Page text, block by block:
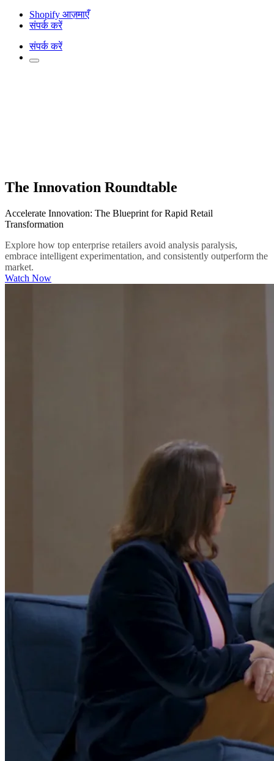
Shopify आज़माएँ
संपर्क करें
संपर्क करें
The Innovation Roundtable
Accelerate Innovation: The Blueprint for Rapid Retail
Transformation
Explore how top enterprise retailers avoid analysis paralysis,
embrace intelligent experimentation, and consistently outperform the
market.
Watch Now